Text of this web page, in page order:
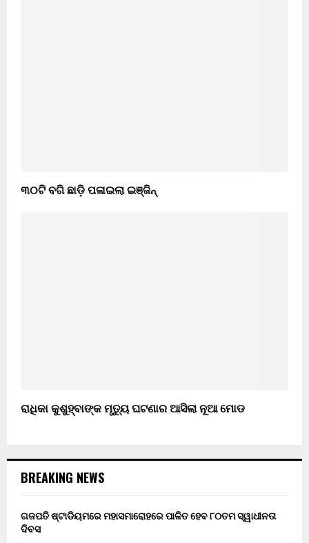
୩୦ଟି ବଗି ଛାଡ଼ି ପଳାଇଲା ଇଞ୍ଜିନ୍
ରାଧିକା କୁଶୁହ୍ବାଙ୍କ ମୃତ୍ୟୁ ଘଟଣାର ଆସିଲା ନୂଆ ମୋଡ
BREAKING NEWS
ଗଜପତି ଷ୍ଟାଡିୟମରେ ମହାସମାରୋହରେ ପାଳିତ ହେବ ୮୦ତମ ସ୍ୱାଧୀନତା
ଦିବସ